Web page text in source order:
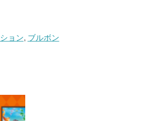
ョン, ブルボン